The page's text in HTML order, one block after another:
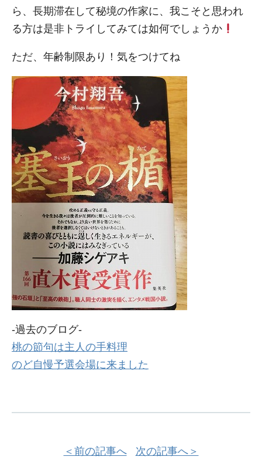
ら、長期滞在して秘境の作家に、我こそと思われ
る方は是非トライしてみては如何でしょうか
ただ、年齢制限あり！気をつけてね
-過去のブログ-
桃の節句は主人の手料理
のど自慢予選会場に来ました
＜前の記事へ 次の記事へ＞